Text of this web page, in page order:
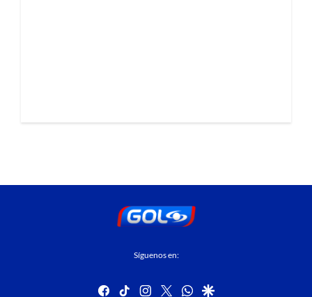
Síguenos en:
facebook
tiktok instagram
twitterwhatsapp
google